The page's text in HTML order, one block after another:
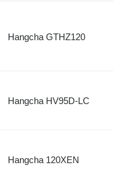
Hangcha GTHZ120
Hangcha HV95D-LC
Hangcha 120XEN